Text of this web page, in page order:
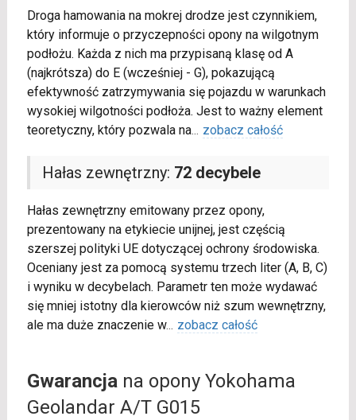
Droga hamowania na mokrej drodze jest czynnikiem,
który informuje o przyczepności opony na wilgotnym
podłożu. Każda z nich ma przypisaną klasę od A
(najkrótsza) do E (wcześniej - G), pokazującą
efektywność zatrzymywania się pojazdu w warunkach
wysokiej wilgotności podłoża. Jest to ważny element
teoretyczny, który pozwala na... zobacz całość
Hałas zewnętrzny: 72 decybele
Hałas zewnętrzny emitowany przez opony,
prezentowany na etykiecie unijnej, jest częścią
szerszej polityki UE dotyczącej ochrony środowiska.
Oceniany jest za pomocą systemu trzech liter (A, B, C)
i wyniku w decybelach. Parametr ten może wydawać
się mniej istotny dla kierowców niż szum wewnętrzny,
ale ma duże znaczenie w... zobacz całość
Gwarancjana opony Yokohama
Geolandar A/T G015